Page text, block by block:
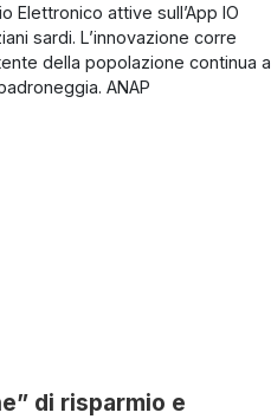
Elettronico attive sull’App IO
sardi. L’innovazione corre
della popolazione continua a
ANAP
di risparmio e